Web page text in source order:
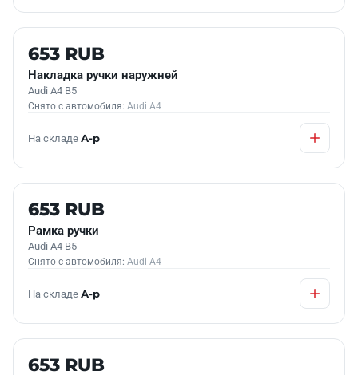
Б/У В НАЛИЧИИ
653 RUB
Накладка ручки наружней
Audi A4 B5
Снято с автомобиля: Audi A4
На складе А-р
Б/У В НАЛИЧИИ
653 RUB
Рамка ручки
Audi A4 B5
Снято с автомобиля: Audi A4
На складе А-р
Б/У В НАЛИЧИИ
653 RUB